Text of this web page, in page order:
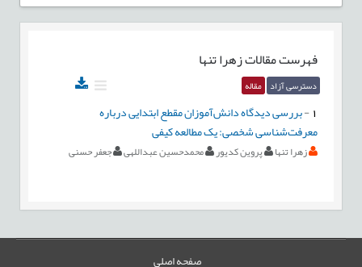
فهرست مقالاتزهرا تنها
دسترسی آزاد مقاله
-بررسی دیدگاه دانش‌آموزان مقطع ابتدایی درباره
معرفت‌شناسی شخصی: یک مطالعه کیفی
زهرا تنها پروین کدیور محمدحسین عبداللهی جعفر حسنی
صفحه اصلی